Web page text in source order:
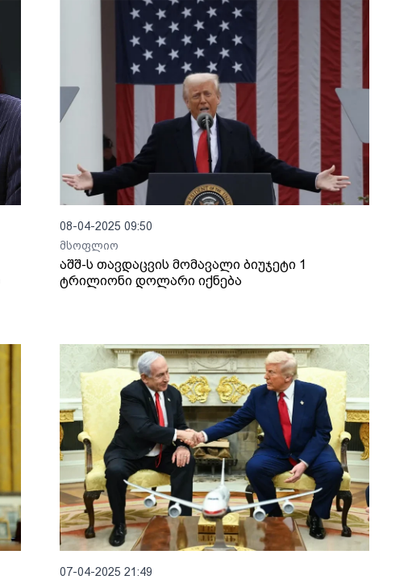
08-04-2025 09:50
მსოფლიო
აშშ-ს თავდაცვის მომავალი ბიუჯეტი 1
ტრილიონი დოლარი იქნება
07-04-2025 21:49